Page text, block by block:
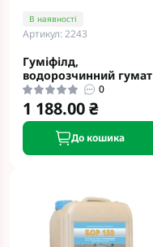
В наявності
Артикул: 2243
Гуміфілд,
водорозчинний гумат
0
1 188.00 ₴
До кошика